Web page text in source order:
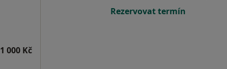
1 000 Kč
Rezervovat termín